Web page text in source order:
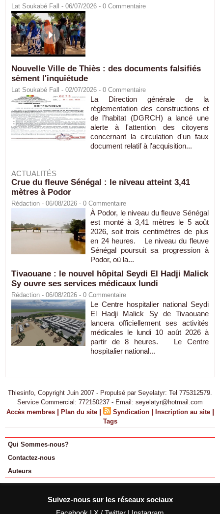
Lat Soukabé Fall - 06/07/2026 - 0 Commentaire
Nouvelle Ville de Thiès : des documents falsifiés
sèment l'inquiétude
Lat Soukabé Fall - 02/07/2026 - 0 Commentaire
La Direction générale de la
réglementation des constructions et
de l'habitat (DGRCH) a lancé une
alerte à l'attention des citoyens
concernant la circulation d'un faux
document relatif à l'acquisition...
ACTUALITÉS
Crue du fleuve Sénégal : le niveau atteint 3,41
mètres à Podor
Rédaction - 06/08/2026 - 0 Commentaire
À Podor, le niveau du fleuve Sénégal
est monté à 3,41 mètres le 5 août
2026, soit trois centimètres de plus
en 24 heures. Le niveau du fleuve
Sénégal poursuit sa progression à
Podor, où la...
Tivaouane : le nouvel hôpital Seydi El Hadji Malick
Sy ouvre ses services médicaux lundi
Rédaction - 06/08/2026 - 0 Commentaire
Le Centre hospitalier national Seydi
El Hadji Malick Sy de Tivaouane
lancera officiellement ses activités
médicales le lundi 10 août 2026 à
partir de 8 heures. Le Centre
hospitalier national...
Thiesinfo, Copyright Juin 2007 - Propulsé par Seyelatyr: Tel 775312579.
Service Commercial: 772150237 - Email: seyelatyr@hotmail.com
Accès membres | Plan du site | Syndication | Inscription au site |
Tags
Qui Sommes-nous?
Contactez-nous
Auteurs
Suivez-nous sur les réseaux sociaux